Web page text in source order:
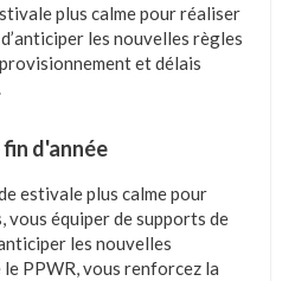
plus calme pour réaliser
les nouvelles règles
et délais
d'année
estivale plus calme pour
vous équiper de supports de
les nouvelles
PPWR, vous renforcez la